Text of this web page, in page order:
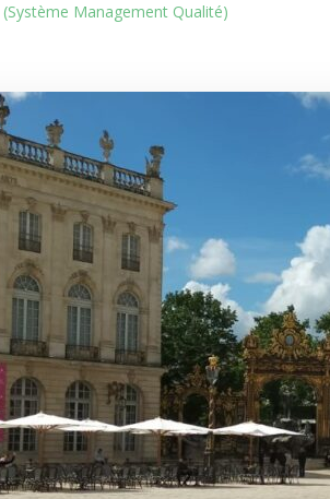
Management Qualité)